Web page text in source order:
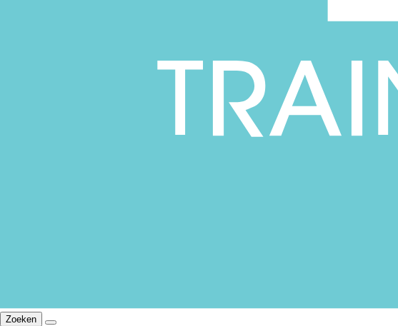
Zoeken